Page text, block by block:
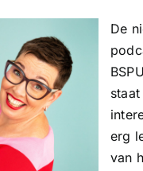
De
erg
van